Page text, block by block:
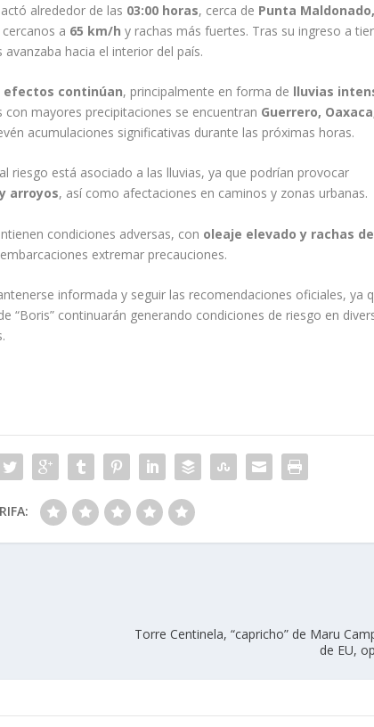
alrededor de las 03:00 horas, cerca de Punta Maldonado,
a 65 km/h y rachas más fuertes. Tras su ingreso a
hacia el interior del país.
efectos continúan, principalmente en forma de lluvias
mayores precipitaciones se encuentran Guerrero,
acumulaciones significativas durante las próximas horas.
riesgo está asociado a las lluvias, ya que podrían provocar
arroyos, así como afectaciones en caminos y zonas urbanas.
condiciones adversas, con oleaje elevado y rachas
extremar precauciones.
informada y seguir las recomendaciones oficiales, ya
“Boris” continuarán generando condiciones de riesgo en
Torre Centinela, “capricho” de Maru
de EU,